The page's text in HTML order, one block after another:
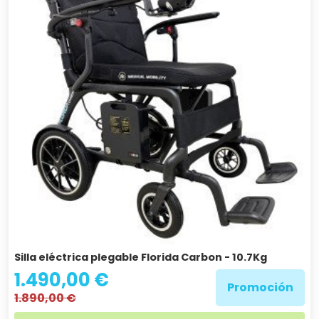
Silla eléctrica plegable Florida Carbon - 10.7Kg
1.490,00 €
1.890,00 €
Promoción